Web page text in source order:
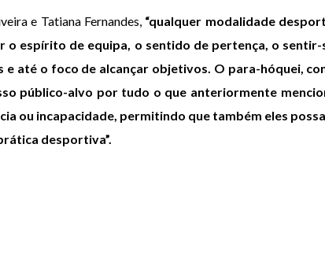
e Tatiana Fernandes, “qualquer modalidade
o espírito de equipa, o sentido de pertença, o
e até o foco de alcançar objetivos. O para-hóquei,
público-alvo por tudo o que anteriormente
ou incapacidade, permitindo que também eles
desportiva”.